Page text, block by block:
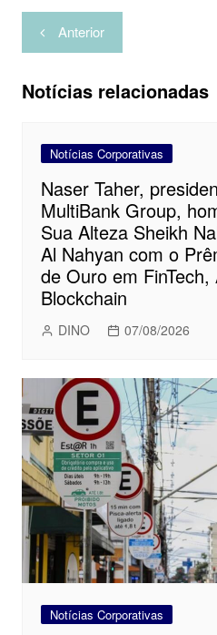
Navegação
de
Post
Anterior
Notícias relacionadas
Notícias Corporativas
Naser Taher,
MultiBank Group,
Sua Alteza Sheikh
Al Nahyan com o
de Ouro em
Blockchain
DINO 07/08/2026
Notícias Corporativas